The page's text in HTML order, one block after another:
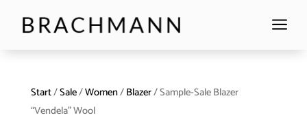
a
Start/Sale/Women/Blazer/ Sample-Sale Blazer
“Vendela” Wool